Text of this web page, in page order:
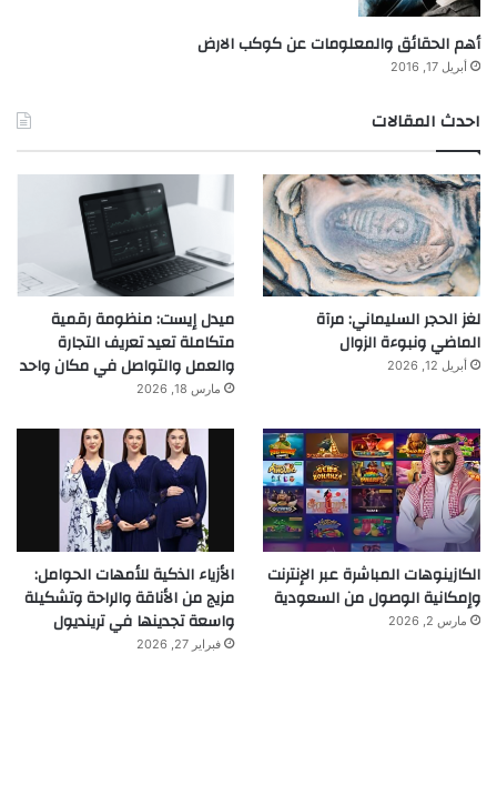
أهم الحقائق والمعلومات عن كوكب الارض
أبريل 17, 2016
احدث المقالات
لغز الحجر السليماني: مرآة
الماضي ونبوءة الزوال
أبريل 12, 2026
ميدل إيست: منظومة رقمية
متكاملة تعيد تعريف التجارة
والعمل والتواصل في مكان واحد
مارس 18, 2026
الكازينوهات المباشرة عبر الإنترنت
وإمكانية الوصول من السعودية
مارس 2, 2026
الأزياء الذكية للأمهات الحوامل:
مزيج من الأناقة والراحة وتشكيلة
واسعة تجدينها في ترينديول
فبراير 27, 2026